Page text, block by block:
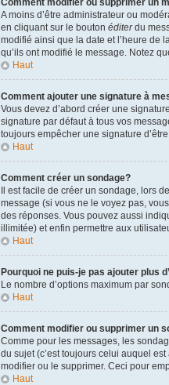
A moins d’être administrateur ou
en cliquant sur le bouton éditerdu
modifié ainsi que la date et l’heure de
qu’ils ont modifié le message. Notez
Haut
Comment ajouter une signature à
Vous devez d’abord créer une
signature par défaut à tous vos
toujours empêcher une signature
Haut
Comment créer un sondage?
Il est facile de créer un sondage, lors
message (si vous ne le voyez pas,
des réponses. Vous pouvez aussi
illimitée) et enfin permettre aux
Haut
Pourquoi ne puis-je pas ajouter plus
Le nombre d’options maximum par
Haut
Comment modifier ou supprimer un
Comme pour les messages, les
du sujet (c’est toujours celui auquel
modifier ou le supprimer. Ceci pour
Haut